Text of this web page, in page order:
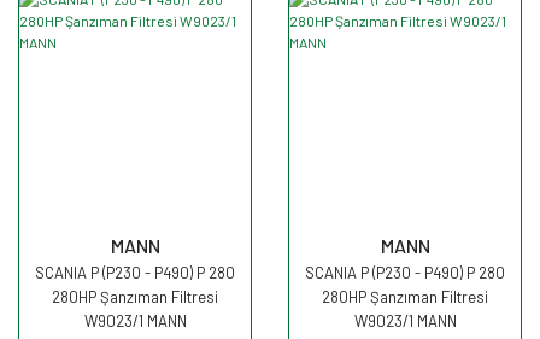
MANN
SCANIA P (P230 - P490) P 280
280HP Şanzıman Filtresi
W9023/1 MANN
MANN
SCANIA P (P230 - P490) P 280
280HP Şanzıman Filtresi
W9023/1 MANN